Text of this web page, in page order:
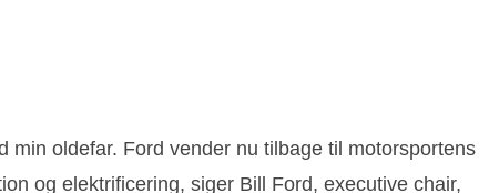
oldefar. Ford vender nu tilbage til motorsportens
og elektrificering, siger Bill Ford, executive chair,